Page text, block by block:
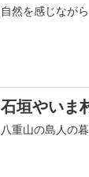
自然を感じなが
石垣やいま
八重山の島人の